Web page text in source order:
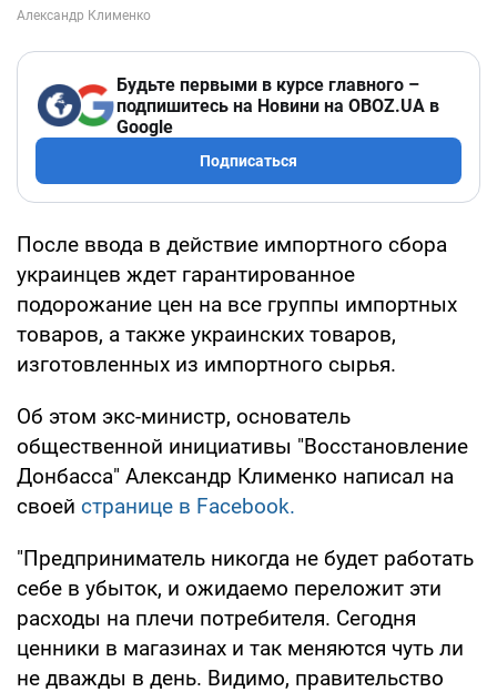
Будьте первыми в курсе главного –
подпишитесь на Новини на OBOZ.UA в
Google
Подписаться
После ввода в действие импортного сбора
украинцев ждет гарантированное
подорожание цен на все группы импортных
товаров, а также украинских товаров,
изготовленных из импортного сырья.
Об этом экс-министр, основатель
общественной инициативы "Восстановление
Донбасса" Александр Клименко написал на
своей странице в Facebook.
"Предприниматель никогда не будет работать
себе в убыток, и ожидаемо переложит эти
расходы на плечи потребителя. Сегодня
ценники в магазинах и так меняются чуть ли
не дважды в день. Видимо, правительство